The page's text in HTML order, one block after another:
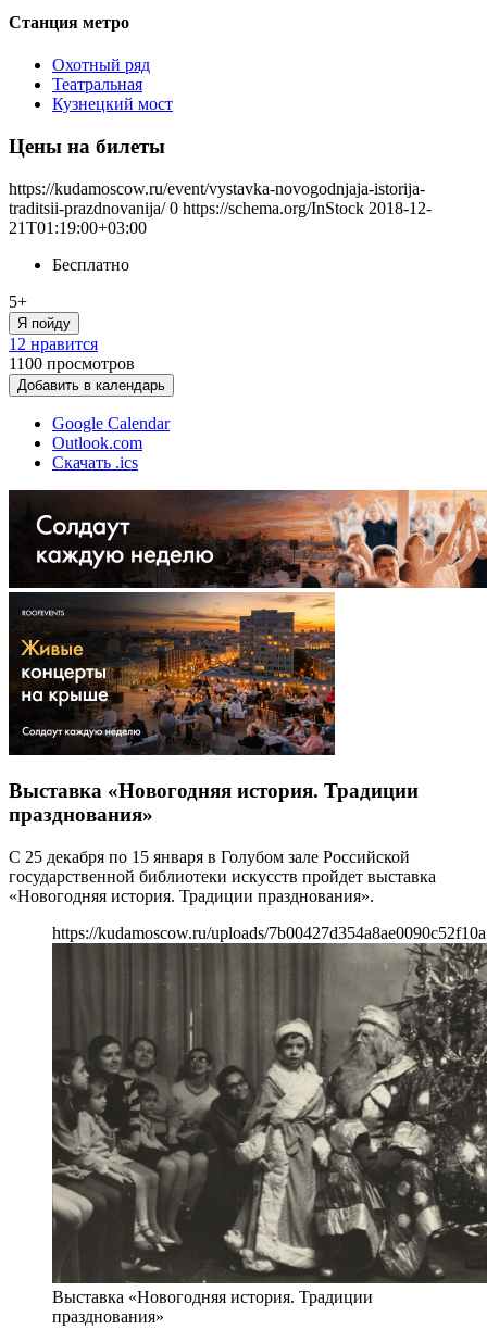
Станция метро
Охотный ряд
Театральная
Кузнецкий мост
Цены на билеты
https://kudamoscow.ru/event/vystavka-novogodnjaja-istorija-
traditsii-prazdnovanija/ 0 https://schema.org/InStock 2018-12-
21T01:19:00+03:00
Бесплатно
5+
Я пойду
12 нравится
1100 просмотров
Добавить в календарь
Google Calendar
Outlook.com
Скачать .ics
Выставка «Новогодняя история. Традиции
празднования»
С 25 декабря по 15 января в Голубом зале Российской
государственной библиотеки искусств пройдет выставка
«Новогодняя история. Традиции празднования».
https://kudamoscow.ru/uploads/
Выставка «Новогодняя история. Традиции
празднования»